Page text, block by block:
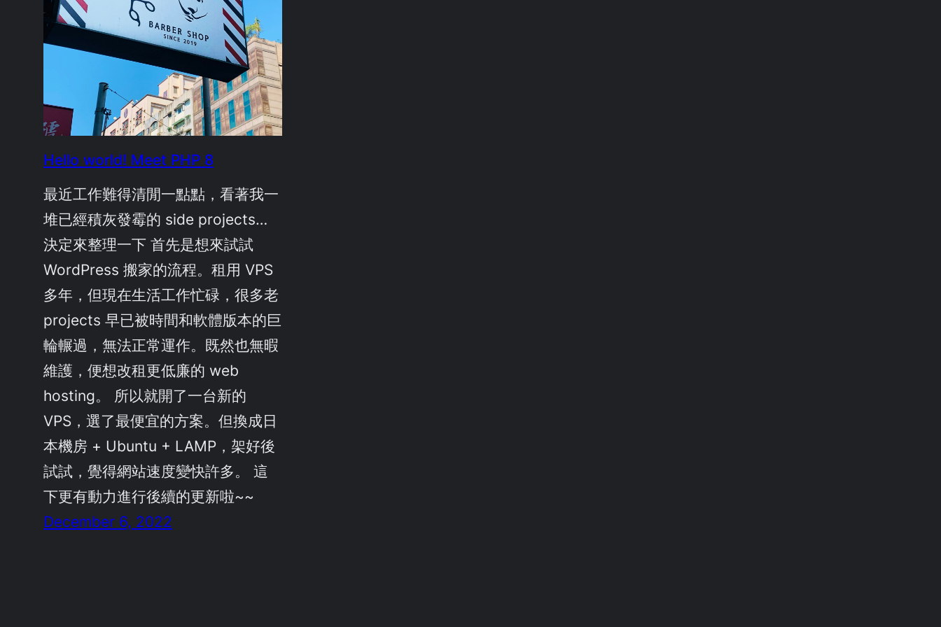
Hello world! Meet PHP 8
最近工作難得清閒一點點，看著我一
堆已經積灰發霉的 side projects…
決定來整理一下 首先是想來試試
WordPress 搬家的流程。租用 VPS
多年，但現在生活工作忙碌，很多老
projects 早已被時間和軟體版本的巨
輪輾過，無法正常運作。既然也無暇
維護，便想改租更低廉的 web
hosting。 所以就開了一台新的
VPS，選了最便宜的方案。但換成日
本機房 + Ubuntu + LAMP，架好後
試試，覺得網站速度變快許多。 這
下更有動力進行後續的更新啦~~
December 6, 2022